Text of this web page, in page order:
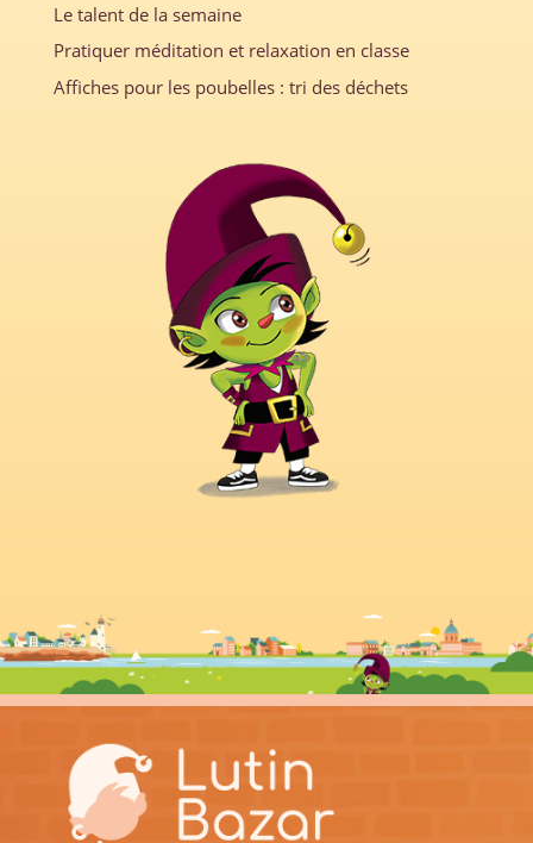
Le talent de la semaine
Pratiquer méditation et relaxation en classe
Affiches pour les poubelles : tri des déchets